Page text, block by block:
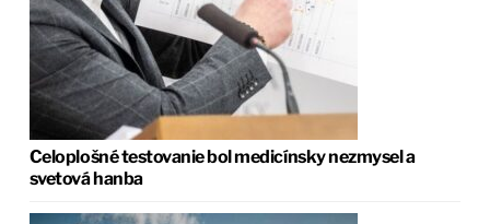
Celoplošné testovanie bol medicínsky nezmysel a
svetová hanba